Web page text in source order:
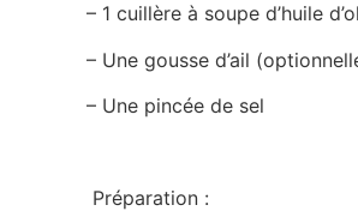
– 1 cuillère à soupe d’huile
– Une gousse d’ail
– Une pincée de sel
Préparation :